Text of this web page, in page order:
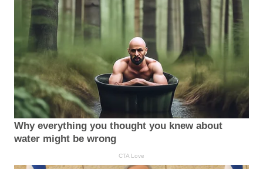
Why everything you thought you knew about
water might be wrong
CTA Love